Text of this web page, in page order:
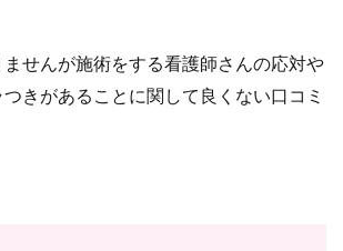
せんが施術をする看護師さんの応対や
きがあることに関して良くない口コミ